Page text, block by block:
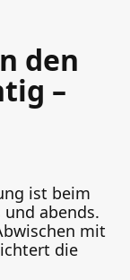
den
–
ist beim
abends.
mit
die